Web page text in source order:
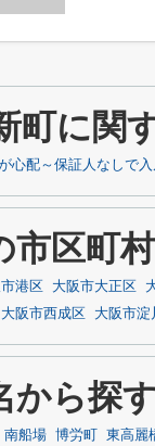
町に関
心配～保証人なしで
市区町
港区 大阪市大正区
大阪市西成区 大阪市淀
から探
南船場 博労町
東高麗